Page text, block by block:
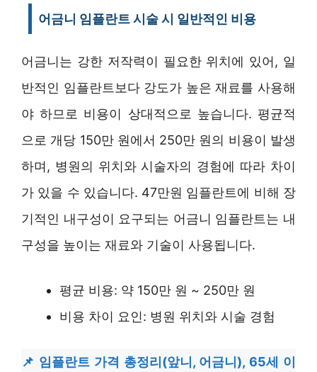
어금니 임플란트 시술 시 일반적인 비용
어금니는 강한 저작력이 필요한 위치에 있어, 일
반적인 임플란트보다 강도가 높은 재료를 사용해
야 하므로 비용이 상대적으로 높습니다. 평균적
으로 개당 150만 원에서 250만 원의 비용이 발생
하며, 병원의 위치와 시술자의 경험에 따라 차이
가 있을 수 있습니다. 47만원 임플란트에 비해 장
기적인 내구성이 요구되는 어금니 임플란트는 내
구성을 높이는 재료와 기술이 사용됩니다.
평균 비용: 약 150만 원 ~ 250만 원
비용 차이 요인: 병원 위치와 시술 경험
임플란트 가격 총정리(앞니, 어금니), 65세 이